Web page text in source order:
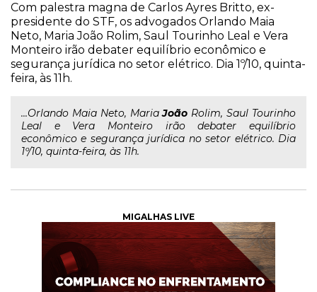
Com palestra magna de Carlos Ayres Britto, ex-
presidente do STF, os advogados Orlando Maia
Neto, Maria João Rolim, Saul Tourinho Leal e Vera
Monteiro irão debater equilíbrio econômico e
segurança jurídica no setor elétrico. Dia 1º/10, quinta-
feira, às 11h.
...Orlando Maia Neto, MariaJoão Rolim, Saul Tourinho
Leal e Vera Monteiro irão debater equilíbrio
econômico e segurança jurídica no setor elétrico. Dia
1º/10, quinta-feira, às 11h.
MIGALHAS LIVE